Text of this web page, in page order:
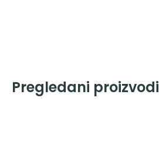
Pregledani proizvodi